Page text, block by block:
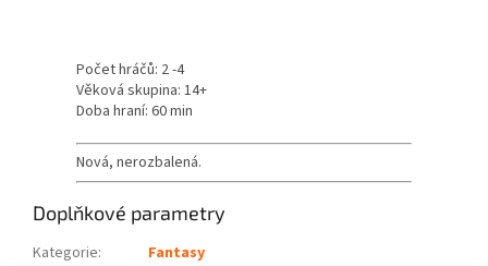
Počet hráčů: 2 -4
Věková skupina: 14+
Doba hraní: 60 min
Nová, nerozbalená.
Doplňkové parametry
Kategorie: Fantasy